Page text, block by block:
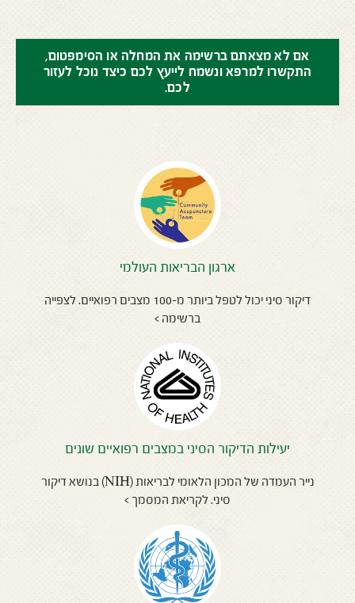
אם לא מצאתם ברשימה את המחלה או הסימפטום,
התקשרו למרפא ונשמח לייעץ לכם כיצד נוכל לעזור
לכם.
ארגון הבריאות העולמי
דיקור סיני יכול לטפל ביותר מ-100 מצבים רפואיים. לצפייה
ברשימה >
יעילות הדיקור הסיני במצבים רפואיים שונים
נייר העמדה של המכון הלאומי לבריאות (NIH) בנושא דיקור
סיני. לקריאת המסמך >